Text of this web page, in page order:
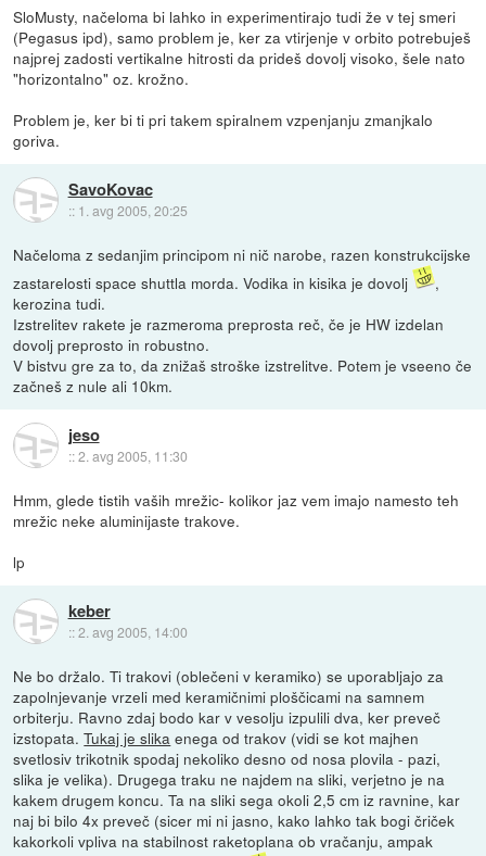
SloMusty, načeloma bi lahko in experimentirajo tudi že v tej smeri
(Pegasus ipd), samo problem je, ker za vtirjenje v orbito potrebuješ
najprej zadosti vertikalne hitrosti da prideš dovolj visoko, šele nato
"horizontalno" oz. krožno.
Problem je, ker bi ti pri takem spiralnem vzpenjanju zmanjkalo
goriva.
SavoKovac
:: 1. avg 2005, 20:25
Načeloma z sedanjim principom ni nič narobe, razen konstrukcijske
zastarelosti space shuttla morda. Vodika in kisika je dovolj
,
kerozina tudi.
Izstrelitev rakete je razmeroma preprosta reč, če je HW izdelan
dovolj preprosto in robustno.
V bistvu gre za to, da znižaš stroške izstrelitve. Potem je vseeno če
začneš z nule ali 10km.
jeso
::2. avg 2005, 11:30
Hmm, glede tistih vaših mrežic- kolikor jaz vem imajo namesto teh
mrežic neke aluminijaste trakove.
lp
keber
::2. avg 2005, 14:00
Ne bo držalo. Ti trakovi (oblečeni v keramiko) se uporabljajo za
zapolnjevanje vrzeli med keramičnimi ploščicami na samnem
orbiterju. Ravno zdaj bodo kar v vesolju izpulili dva, ker preveč
izstopata.Tukaj je slika enega od trakov (vidi se kot majhen
svetlosiv trikotnik spodaj nekoliko desno od nosa plovila - pazi,
slika je velika). Drugega traku ne najdem na sliki, verjetno je na
kakem drugem koncu. Ta na sliki sega okoli 2,5 cm iz ravnine, kar
naj bi bilo 4x preveč (sicer mi ni jasno, kako lahko tak bogi čriček
kakorkoli vpliva na stabilnost raketoplana ob vračanju, ampak